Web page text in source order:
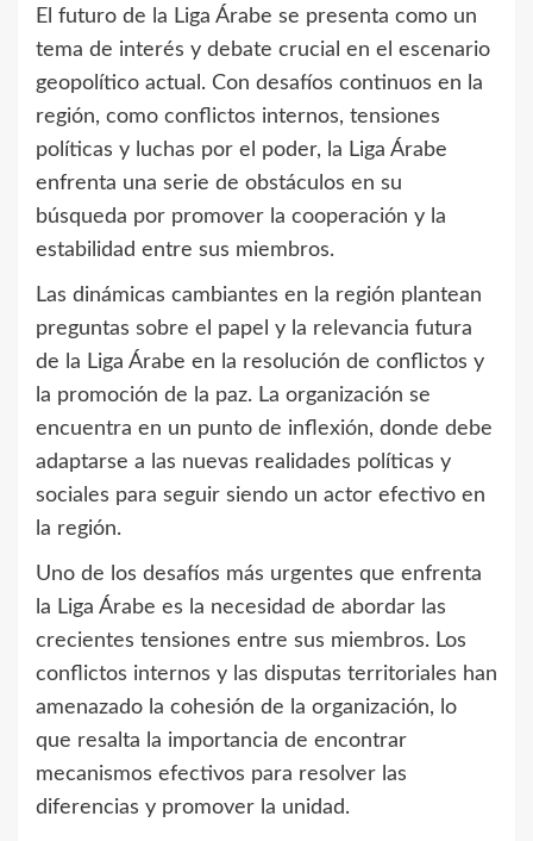
El futuro de la Liga Árabe se presenta como un
tema de interés y debate crucial en el escenario
geopolítico actual. Con desafíos continuos en la
región, como conflictos internos, tensiones
políticas y luchas por el poder, la Liga Árabe
enfrenta una serie de obstáculos en su
búsqueda por promover la cooperación y la
estabilidad entre sus miembros.
Las dinámicas cambiantes en la región plantean
preguntas sobre el papel y la relevancia futura
de la Liga Árabe en la resolución de conflictos y
la promoción de la paz. La organización se
encuentra en un punto de inflexión, donde debe
adaptarse a las nuevas realidades políticas y
sociales para seguir siendo un actor efectivo en
la región.
Uno de los desafíos más urgentes que enfrenta
la Liga Árabe es la necesidad de abordar las
crecientes tensiones entre sus miembros. Los
conflictos internos y las disputas territoriales han
amenazado la cohesión de la organización, lo
que resalta la importancia de encontrar
mecanismos efectivos para resolver las
diferencias y promover la unidad.